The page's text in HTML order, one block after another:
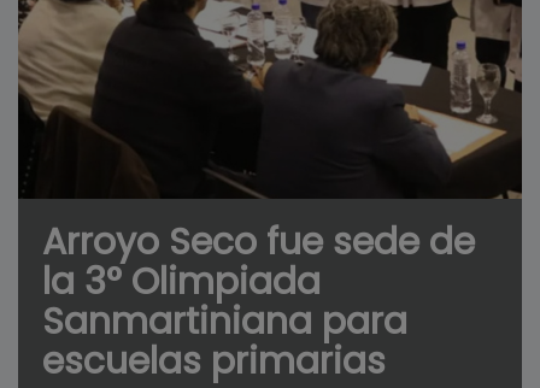
Arroyo Seco fue sede de
la 3° Olimpiada
Sanmartiniana para
escuelas primarias